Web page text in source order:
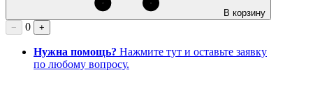
В корзину
−
0 +
Нужна помощь? Нажмите тут и оставьте заявку
по любому вопросу.